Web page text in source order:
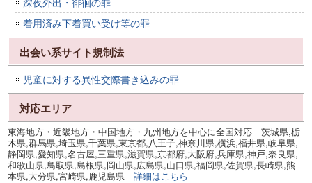
着用済み下着買い受け等の罪
出会い系サイト規制法
児童に対する異性交際書き込みの罪
対応エリア
東海地方・近畿地方・中国地方・九州地方を中心に全国対応 茨城県,栃
木県,群馬県,埼玉県,千葉県,東京都,八王子,神奈川県,横浜,福井県,岐阜県,
静岡県,愛知県,名古屋,三重県,滋賀県,京都府,大阪府,兵庫県,神戸,奈良県,
和歌山県,鳥取県,島根県,岡山県,広島県,山口県,福岡県,佐賀県,長崎県,熊
本県,大分県,宮崎県,鹿児島県詳細はこちら